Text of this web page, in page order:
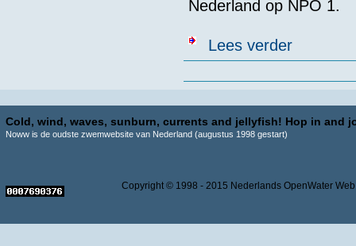
Nederland op NPO 1.
Lees verderover Nekt
Cold, wind, waves, sunburn, currents and jellyfish! Hop in and
Noww is de oudste zwemwebsite van Nederland (augustus 1998 gestart)
Copyright © 1998 - 2015 Nederlands OpenWater